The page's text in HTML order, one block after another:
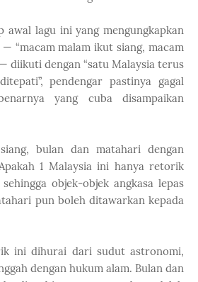
awal lagu ini yang mengungkapkan
“macam malam ikut siang, macam
diikuti dengan “satu Malaysia terus
pendengar pastinya gagal
yang cuba disampaikan
bulan dan matahari dengan
1 Malaysia ini hanya retorik
objek-objek angkasa lepas
pun boleh ditawarkan kepada
ini dihurai dari sudut astronomi,
dengan hukum alam. Bulan dan